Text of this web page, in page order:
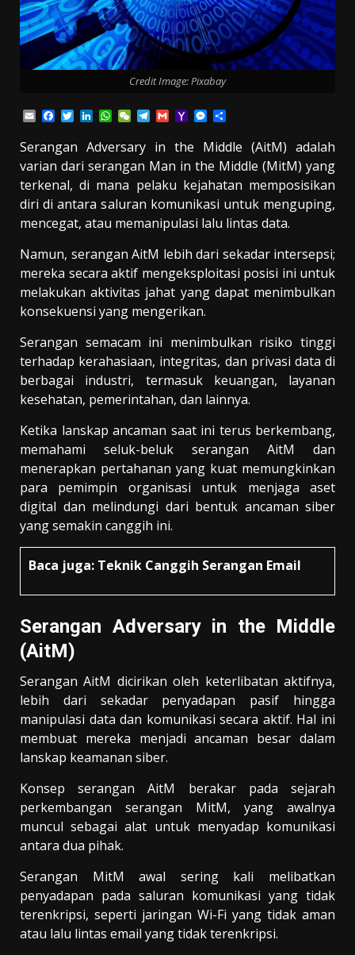
Credit Image: Pixabay
EmailFacebook
TwitterLinkedIn
WhatsApp
WeChatTelegram
GmailYahooMessenger
Serangan Adversary in the Middle (AitM) adalah
varian dari serangan Man in the Middle (MitM) yang
terkenal, di mana pelaku kejahatan memposisikan
diri di antara saluran komunikasi untuk menguping,
mencegat, atau memanipulasi lalu lintas data.
Namun, serangan AitM lebih dari sekadar intersepsi;
mereka secara aktif mengeksploitasi posisi ini untuk
melakukan aktivitas jahat yang dapat menimbulkan
konsekuensi yang mengerikan.
Serangan semacam ini menimbulkan risiko tinggi
terhadap kerahasiaan, integritas, dan privasi data di
berbagai industri, termasuk keuangan, layanan
kesehatan, pemerintahan, dan lainnya.
Ketika lanskap ancaman saat ini terus berkembang,
memahami seluk-beluk serangan AitM dan
menerapkan pertahanan yang kuat memungkinkan
para pemimpin organisasi untuk menjaga aset
digital dan melindungi dari bentuk ancaman siber
yang semakin canggih ini.
Baca juga: Teknik Canggih Serangan Email
Serangan Adversary in the Middle
(AitM)
Serangan AitM dicirikan oleh keterlibatan aktifnya,
lebih dari sekadar penyadapan pasif hingga
manipulasi data dan komunikasi secara aktif. Hal ini
membuat mereka menjadi ancaman besar dalam
lanskap keamanan siber.
Konsep serangan AitM berakar pada sejarah
perkembangan serangan MitM, yang awalnya
muncul sebagai alat untuk menyadap komunikasi
antara dua pihak.
Serangan MitM awal sering kali melibatkan
penyadapan pada saluran komunikasi yang tidak
terenkripsi, seperti jaringan Wi-Fi yang tidak aman
atau lalu lintas email yang tidak terenkripsi.